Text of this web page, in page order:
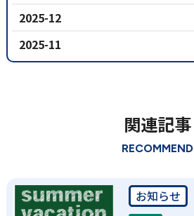
2025-12
2025-11
関連記事
RECOMMEND
お知らせ